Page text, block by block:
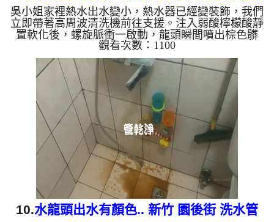
洗
吳小姐家裡熱水出水變小，熱水器已經變裝飾，我們
立即帶著高周波清洗機前往支援。注入弱酸檸檬酸靜
置軟化後，螺旋脈衝一啟動，龍頭瞬間噴出棕色髒
水！越來越深，看起來像是冬瓜茶，兩個多小時後，
出水變乾淨熱水出水量也恢復了。 為什麼水管需要
定期「大掃除」？ 單靠水壓帶不走管壁陳年汙垢。
不同的水質顏色，反映了不同的居家隱患： 棕色
（鐵鏽）： 管線老化徵兆。 黑色（氧化錳）： 常見
於地下水源。 綠色（銅綠）： 銅合金接頭氧化。 乳
白（生物膜...
觀看次數：1100
10.水龍頭出水有顏色.. 新竹 園後街 洗水管